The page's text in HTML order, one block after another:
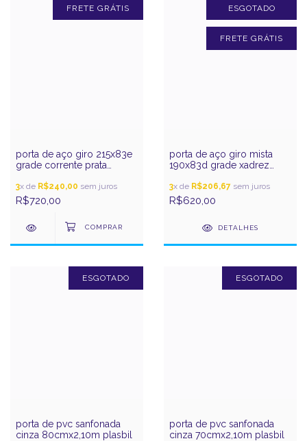
FRETE GRÁTIS
porta de aço giro 215x83e
grade corrente prata
3x de R$240,00 sem juros
R$720,00
ESGOTADO
FRETE GRÁTIS
porta de aço giro mista
190x83d grade xadrez
3x de R$206,67 sem juros
R$620,00
DETALHES
ESGOTADO
porta de pvc sanfonada
cinza 80cmx2,10m plasbil
ESGOTADO
porta de pvc sanfonada
cinza 70cmx2,10m plasbil